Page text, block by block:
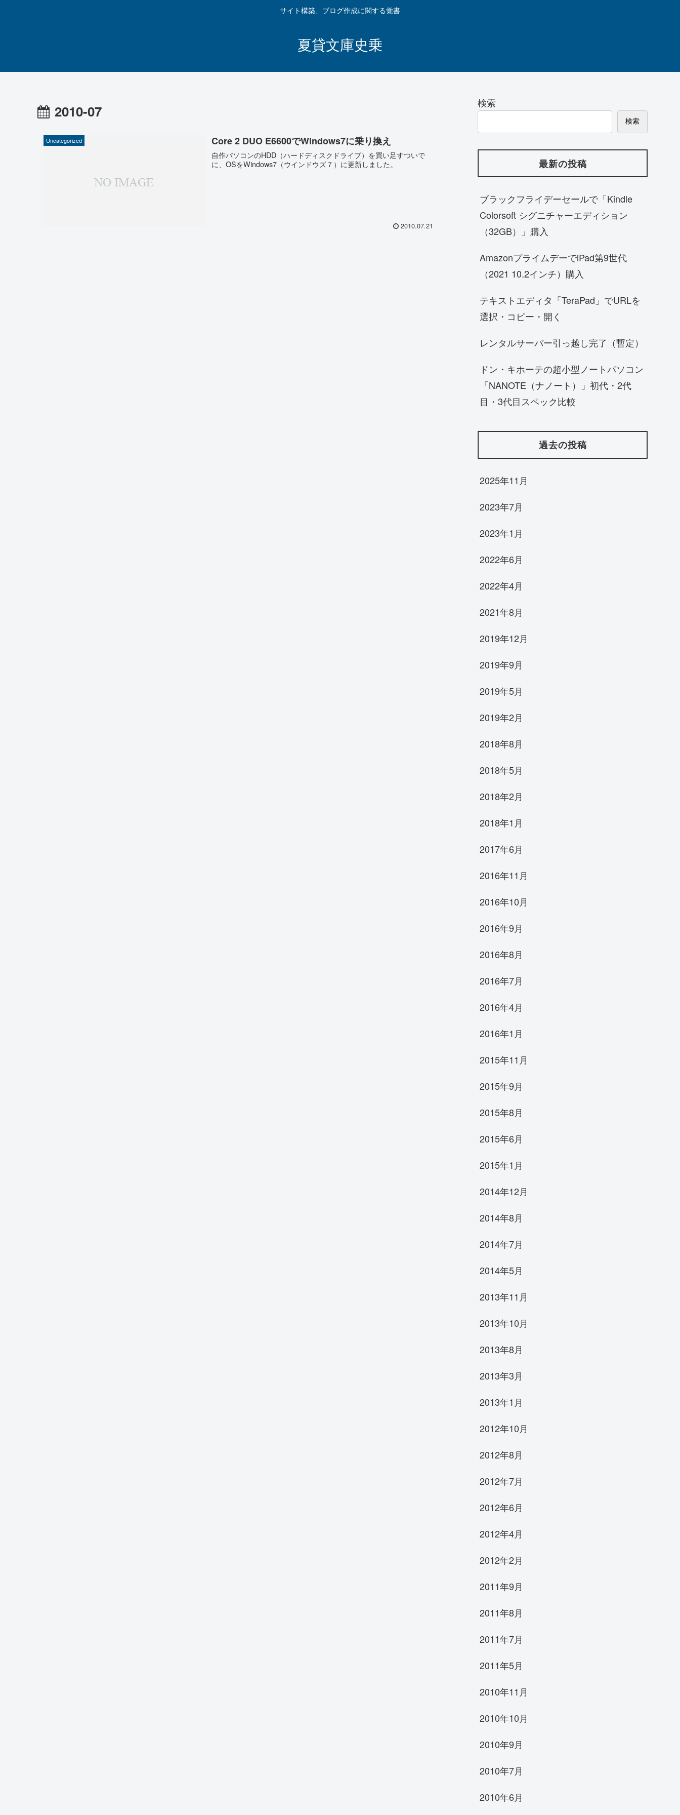
サイト構築、ブログ作成に関する覚書
夏貸文庫史乗
2010-07
Uncategorized Core 2 DUO E6600でWindows7に乗り換え
自作パソコンのHDD（ハードディスクドライブ）を買い足すついで
に、OSをWindows7（ウインドウズ７）に更新しました。
2010.07.21
検索
検索
最新の投稿
ブラックフライデーセールで「Kindle
Colorsoft シグニチャーエディション
（32GB）」購入
AmazonプライムデーでiPad第9世代
（2021 10.2インチ）購入
テキストエディタ「TeraPad」でURLを
選択・コピー・開く
レンタルサーバー引っ越し完了（暫定）
ドン・キホーテの超小型ノートパソコン
「NANOTE（ナノート）」初代・2代
目・3代目スペック比較
過去の投稿
2025年11月
2023年7月
2023年1月
2022年6月
2022年4月
2021年8月
2019年12月
2019年9月
2019年5月
2019年2月
2018年8月
2018年5月
2018年2月
2018年1月
2017年6月
2016年11月
2016年10月
2016年9月
2016年8月
2016年7月
2016年4月
2016年1月
2015年11月
2015年9月
2015年8月
2015年6月
2015年1月
2014年12月
2014年8月
2014年7月
2014年5月
2013年11月
2013年10月
2013年8月
2013年3月
2013年1月
2012年10月
2012年8月
2012年7月
2012年6月
2012年4月
2012年2月
2011年9月
2011年8月
2011年7月
2011年5月
2010年11月
2010年10月
2010年9月
2010年7月
2010年6月